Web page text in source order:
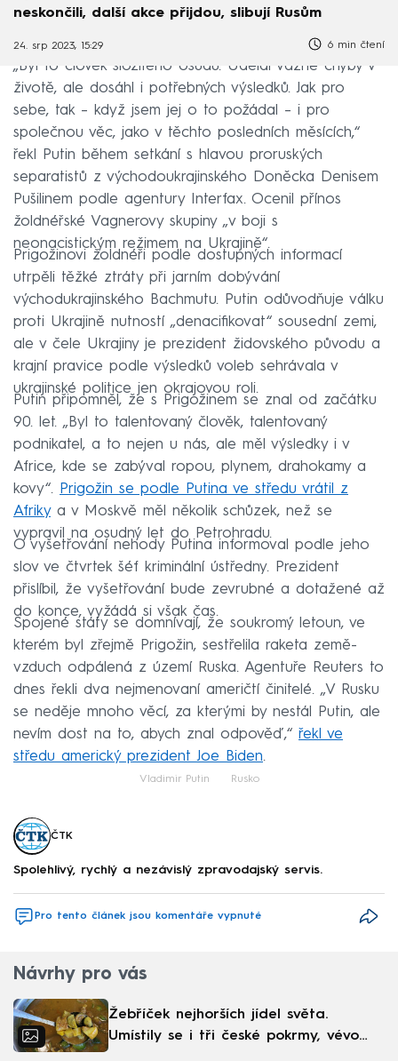
neskončili, další akce přijdou, slibují Rusům
24. srp 2023, 15:29 6 min čtení
„Byl to člověk složitého osudu. Udělal vážné chyby v
životě, ale dosáhl i potřebných výsledků. Jak pro
sebe, tak – když jsem jej o to požádal – i pro
společnou věc, jako v těchto posledních měsících,“
řekl Putin během setkání s hlavou proruských
separatistů z východoukrajinského Doněcka Denisem
Pušilinem podle agentury Interfax. Ocenil přínos
žoldnéřské Vagnerovy skupiny „v boji s
neonacistickým režimem na Ukrajině“.
Prigožinovi žoldnéři podle dostupných informací
utrpěli těžké ztráty při jarním dobývání
východukrajinského Bachmutu. Putin odůvodňuje válku
proti Ukrajině nutností „denacifikovat“ sousední zemi,
ale v čele Ukrajiny je prezident židovského původu a
krajní pravice podle výsledků voleb sehrávala v
ukrajinské politice jen okrajovou roli.
Putin připomněl, že s Prigožinem se znal od začátku
90. let. „Byl to talentovaný člověk, talentovaný
podnikatel, a to nejen u nás, ale měl výsledky i v
Africe, kde se zabýval ropou, plynem, drahokamy a
kovy“. Prigožin se podle Putina ve středu vrátil z
Afrikya v Moskvě měl několik schůzek, než se
vypravil na osudný let do Petrohradu.
O vyšetřování nehody Putina informoval podle jeho
slov ve čtvrtek šéf kriminální ústředny. Prezident
přislíbil, že vyšetřování bude zevrubné a dotažené až
do konce, vyžádá si však čas.
Spojené státy se domnívají, že soukromý letoun, ve
kterém byl zřejmě Prigožin, sestřelila raketa země-
vzduch odpálená z území Ruska. Agentuře Reuters to
dnes řekli dva nejmenovaní američtí činitelé. „V Rusku
se neděje mnoho věcí, za kterými by nestál Putin, ale
nevím dost na to, abych znal odpověď,“ řekl ve
středu americký prezident Joe Biden.
Vladimir Putin Rusko
ČTK
Spolehlivý, rychlý a nezávislý zpravodajský servis.
Pro tento článek jsou komentáře vypnuté
Návrhy pro vás
Žebříček nejhorších jídel světa.
Umístily se i tři české pokrmy, vévodí